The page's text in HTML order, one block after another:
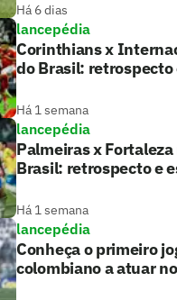
Há 6 dias
lancepédia
Corinthians x
do Brasil:
Há 1 semana
lancepédia
Palmeiras x Fortaleza
Brasil: retrospecto e
Há 1 semana
lancepédia
Conheça o primeiro
colombiano a atuar